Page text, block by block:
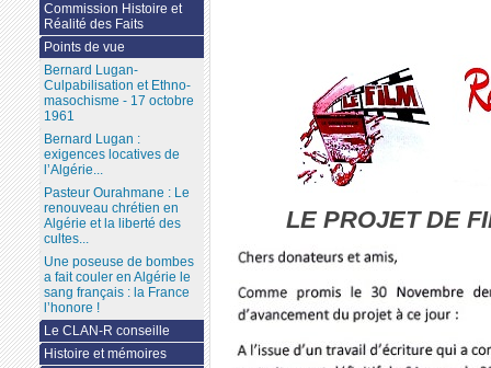
LE PROJET DE
Commission Histoire et
Réalité des Faits
Points de vue
Bernard Lugan-
Culpabilisation et Ethno-
masochisme - 17 octobre
1961
Bernard Lugan :
exigences locatives de
l’Algérie...
Pasteur Ourahmane : Le
renouveau chrétien en
Algérie et la liberté des
cultes...
Une poseuse de bombes
a fait couler en Algérie le
sang français : la France
l’honore !
Le CLAN-R conseille
Histoire et mémoires